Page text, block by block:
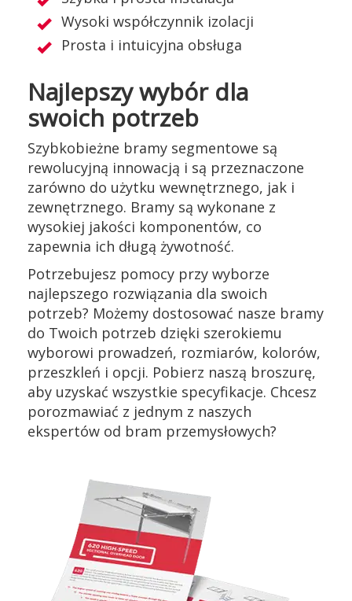
Wysoki współczynnik izolacji
Prosta i intuicyjna obsługa
Najlepszy wybór dla
swoich potrzeb
Szybkobieżne bramy segmentowe są
rewolucyjną innowacją i są przeznaczone
zarówno do użytku wewnętrznego, jak i
zewnętrznego. Bramy są wykonane z
wysokiej jakości komponentów, co
zapewnia ich długą żywotność.
Potrzebujesz pomocy przy wyborze
najlepszego rozwiązania dla swoich
potrzeb? Możemy dostosować nasze bramy
do Twoich potrzeb dzięki szerokiemu
wyborowi prowadzeń, rozmiarów, kolorów,
przeszkleń i opcji. Pobierz naszą broszurę,
aby uzyskać wszystkie specyfikacje. Chcesz
porozmawiać z jednym z naszych
ekspertów od bram przemysłowych?